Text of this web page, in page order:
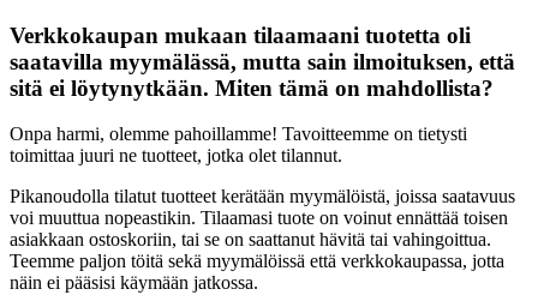
Verkkokaupan mukaan tilaamaani tuotetta oli
saatavilla myymälässä, mutta sain ilmoituksen, että
sitä ei löytynytkään. Miten tämä on mahdollista?
Onpa harmi, olemme pahoillamme! Tavoitteemme on tietysti
toimittaa juuri ne tuotteet, jotka olet tilannut.
Pikanoudolla tilatut tuotteet kerätään myymälöistä, joissa saatavuus
voi muuttua nopeastikin. Tilaamasi tuote on voinut ennättää toisen
asiakkaan ostoskoriin, tai se on saattanut hävitä tai vahingoittua.
Teemme paljon töitä sekä myymälöissä että verkkokaupassa, jotta
näin ei pääsisi käymään jatkossa.